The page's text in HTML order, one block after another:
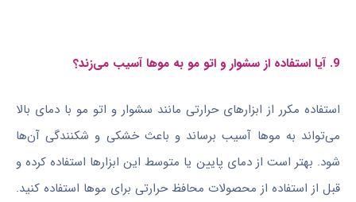
9. آیا استفاده از سشوار و اتو مو به موها آسیب می‌زند؟
استفاده مکرر از ابزارهای حرارتی مانند سشوار و اتو مو با دمای بالا
می‌تواند به موها آسیب برساند و باعث خشکی و شکنندگی آن‌ها
شود. بهتر است از دمای پایین یا متوسط این ابزارها استفاده کرده و
قبل از استفاده از محصولات محافظ حرارتی برای موها استفاده کنید.